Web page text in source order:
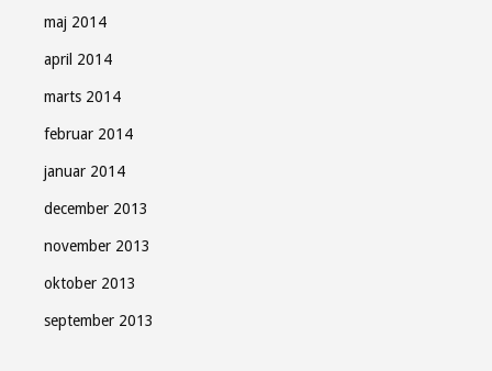
maj 2014
april 2014
marts 2014
februar 2014
januar 2014
december 2013
november 2013
oktober 2013
september 2013